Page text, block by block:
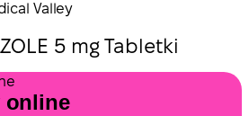
Valley
5 mg Tabletki
online